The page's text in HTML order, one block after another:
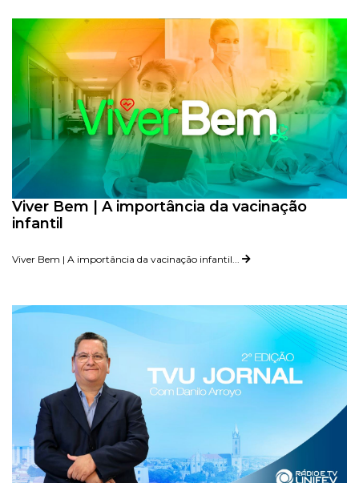
Viver Bem | A importância da vacinação
infantil
Viver Bem | A importância da vacinação infantil...